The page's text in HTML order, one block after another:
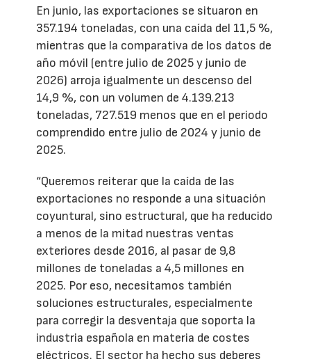
En junio, las exportaciones se situaron en
357.194 toneladas, con una caída del 11,5 %,
mientras que la comparativa de los datos de
año móvil (entre julio de 2025 y junio de
2026) arroja igualmente un descenso del
14,9 %, con un volumen de 4.139.213
toneladas, 727.519 menos que en el periodo
comprendido entre julio de 2024 y junio de
2025.
“Queremos reiterar que la caída de las
exportaciones no responde a una situación
coyuntural, sino estructural, que ha reducido
a menos de la mitad nuestras ventas
exteriores desde 2016, al pasar de 9,8
millones de toneladas a 4,5 millones en
2025. Por eso, necesitamos también
soluciones estructurales, especialmente
para corregir la desventaja que soporta la
industria española en materia de costes
eléctricos. El sector ha hecho sus deberes